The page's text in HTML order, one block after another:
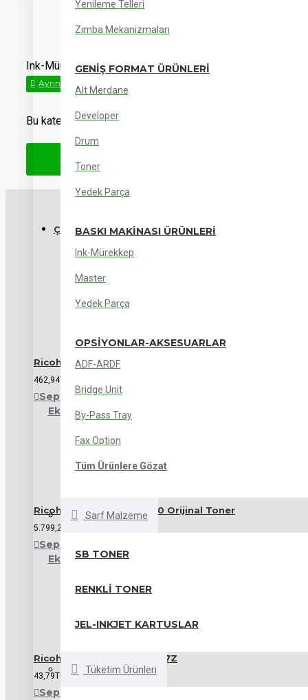
Yenileme Telleri
Zımba Mekanizmaları
GENIŞ FORMAT ÜRÜNLERI
Alt Merdane
Developer
Drum
Toner
Yedek Parça
BASKI MAKINASI ÜRÜNLERI
Ink-Mürekkep
Master
Yedek Parça
OPSIYONLAR-AKSESUARLAR
ADF-ARDF
Bridge Unit
By-Pass Tray
Fax Option
Tüm Ürünlere Gözat
Sarf Malzeme
SB TONER
RENKLI TONER
JEL-INKJET KARTUSLAR
Tüketim Ürünleri
Ink-Mürekkep Uygun Fiyat ve Stoktan Gönderiyle
Bu kategoride ürün bulunamadı.
ÇOK SATANLAR
Ricoh AF031061 Paper Pickup Roller
462,94TL
Sepete
Ekle
Alışveriş
Listeme
Karşılaştırma
listesine
Ricoh Pro 8100-8110-8120 Orijinal Toner
5.799,20TL
Sepete
Ekle
Listemelistesine
Ricoh A1903155 Idle Gear 17Z
43,79TL
Sepete